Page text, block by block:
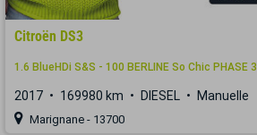
Citroën DS3
1.6 BlueHDi S&S - 100 BERLINE So Chic PHASE 3
2017 169980 km DIESEL Manuelle
Marignane - 13700